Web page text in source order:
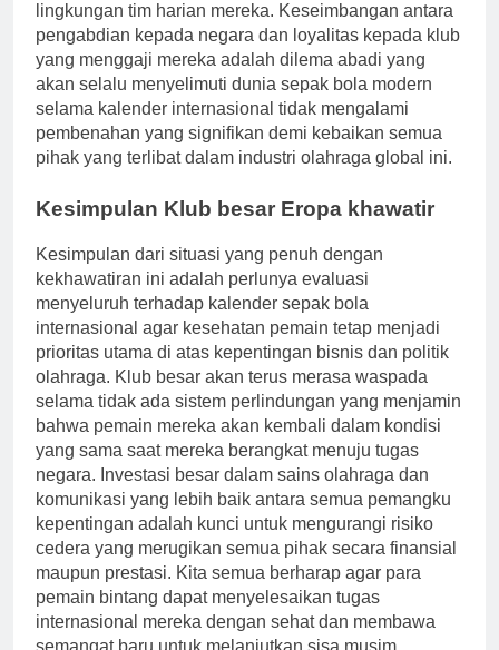
lingkungan tim harian mereka. Keseimbangan antara
pengabdian kepada negara dan loyalitas kepada klub
yang menggaji mereka adalah dilema abadi yang
akan selalu menyelimuti dunia sepak bola modern
selama kalender internasional tidak mengalami
pembenahan yang signifikan demi kebaikan semua
pihak yang terlibat dalam industri olahraga global ini.
Kesimpulan Klub besar Eropa khawatir
Kesimpulan dari situasi yang penuh dengan
kekhawatiran ini adalah perlunya evaluasi
menyeluruh terhadap kalender sepak bola
internasional agar kesehatan pemain tetap menjadi
prioritas utama di atas kepentingan bisnis dan politik
olahraga. Klub besar akan terus merasa waspada
selama tidak ada sistem perlindungan yang menjamin
bahwa pemain mereka akan kembali dalam kondisi
yang sama saat mereka berangkat menuju tugas
negara. Investasi besar dalam sains olahraga dan
komunikasi yang lebih baik antara semua pemangku
kepentingan adalah kunci untuk mengurangi risiko
cedera yang merugikan semua pihak secara finansial
maupun prestasi. Kita semua berharap agar para
pemain bintang dapat menyelesaikan tugas
internasional mereka dengan sehat dan membawa
semangat baru untuk melanjutkan sisa musim